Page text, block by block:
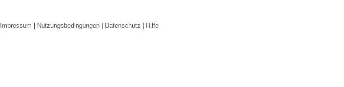
Impressum | Nutzungsbedingungen| Datenschutz | Hilfe